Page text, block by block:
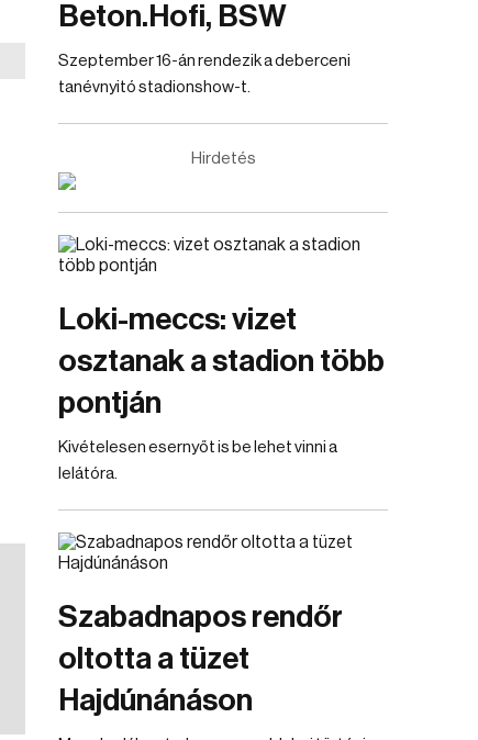
Beton.Hofi, BSW
Szeptember 16-án rendezik a deberceni
tanévnyitó stadionshow-t.
Hirdetés
Loki-meccs: vizet
osztanak a stadion több
pontján
Kivételesen esernyőt is be lehet vinni a
lelátóra.
Szabadnapos rendőr
oltotta a tüzet
Hajdúnánáson